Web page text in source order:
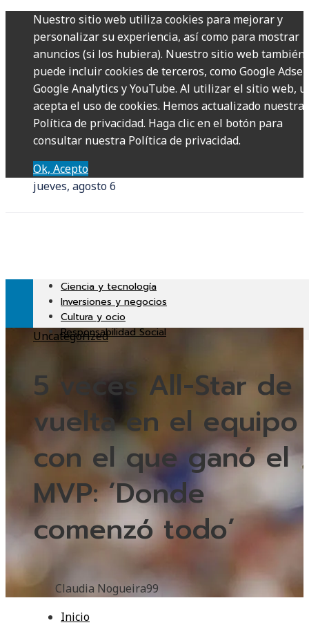
Nuestro sitio web utiliza cookies para mejorar y
personalizar su experiencia, así como para mostrar
anuncios (si los hubiera). Nuestro sitio web también
puede incluir cookies de terceros, como Google
Google Analytics y YouTube. Al utilizar el sitio web,
acepta el uso de cookies. Hemos actualizado nuestra
Política de privacidad. Haga clic en el botón para
consultar nuestra Política de privacidad.
Ok, Acepto
jueves, agosto 6
Ciencia y tecnología
Inversiones y negocios
Cultura y ocio
Responsabilidad Social
Uncategorized
5 veces All-Star de
vuelta en el equipo
con el que ganó el
MVP: ‘Donde
comenzó todo’
Claudia Nogueira99
Inicio